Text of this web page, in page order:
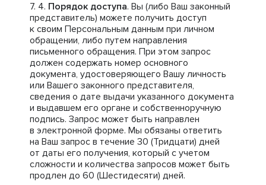
Порядок доступа. Вы (либо Ваш законный
представитель) можете получить доступ
к своим Персональным данным при личном
обращении, либо путем направления
письменного обращения. При этом запрос
должен содержать номер основного
документа, удостоверяющего Вашу личность
или Вашего законного представителя,
сведения о дате выдачи указанного документа
и выдавшем его органе и собственноручную
подпись. Запрос может быть направлен
в электронной форме. Мы обязаны ответить
на Ваш запрос в течение 30 (Тридцати) дней
от даты его получения, который с учетом
сложности и количества запросов может быть
продлен до 60 (Шестидесяти) дней.